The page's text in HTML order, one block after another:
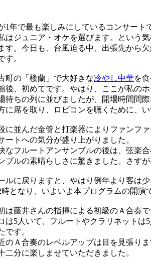
1年で最も楽しみにしているコンサート
はジュニア・オケを選びます。という
す。今日も、台風迫る中、出張先から
す。
町の「楼蘭」で大好きな冷やし中華を
後、初めてです。やはり、ここが私の
待ちの列に並びましたが、開場時間間
に席を取り、ロビコンを聴くために、
に並んだ金管と打楽器によりファンフ
ートへの気分が盛り上がりました。
なフルートアンサンブルの後は、弦楽
ブルの素晴らしさに驚きました。さす
ルに戻りますと、やはり例年より客は
時となり、いよいよ本プログラムの開演
は藤井さんの指揮による初級のＡ合奏
は5人いて、フルートやクラリネット
です。
のＡ合奏のレベルアップは目を見張り
二分に楽しませていただきました。